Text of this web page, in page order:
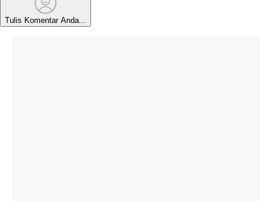
Tulis Komentar Anda...